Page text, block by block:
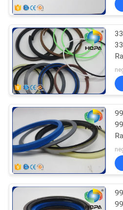
Joint de
Kit de joint